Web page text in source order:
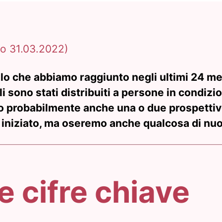
31.03.2022)
che abbiamo raggiunto negli ultimi 24
sono stati distribuiti a persone in
probabilmente anche una o due
ma oseremo anche qualcosa di
cifre chiave